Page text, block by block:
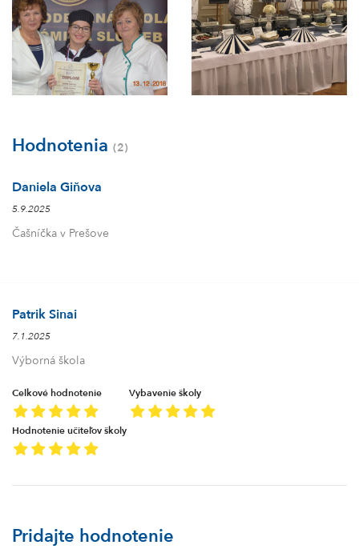
Hodnotenia (2)
Daniela Giňova
5.9.2025
Čašníčka v Prešove
Patrik Sinai
7.1.2025
Výborná škola
Celkové hodnotenie Vybavenie školy
Hodnotenie učiteľov školy
Pridajte hodnotenie